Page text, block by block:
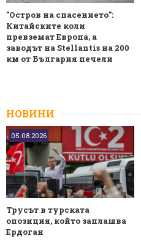
"Остров на спасението":
Китайските коли
превземат Европа, а
заводът на Stellantis на 200
км от България печели
НОВИНИ
05.08.2026
Трусът в турската
опозиция, който заплашва
Ердоган